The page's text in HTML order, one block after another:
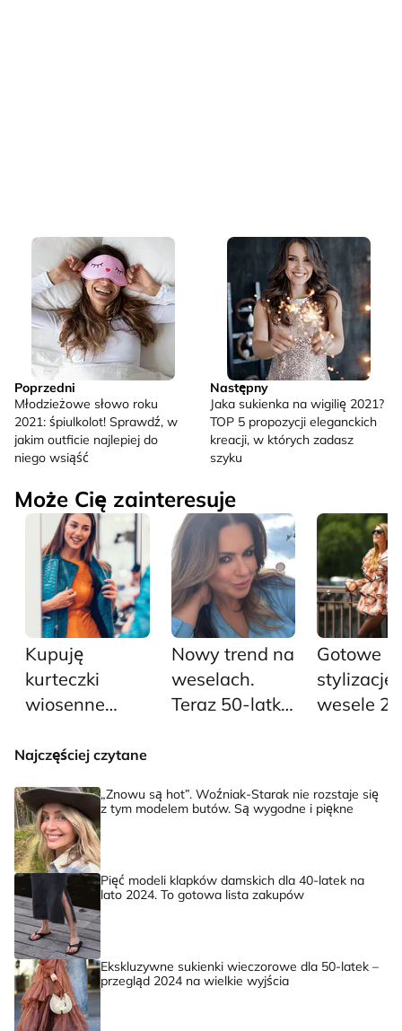
Poprzedni
Młodzieżowe słowo roku
2021: śpiulkolot! Sprawdź, w
jakim outficie najlepiej do
niego wsiąść
Następny
Jaka sukienka na wigilię 2021?
TOP 5 propozycji eleganckich
kreacji, w których zadasz
szyku
Może Cię zainteresuje
Kupuję
kurteczki
wiosenne
wyprzedaży
głowy na kilka
sezonów
Nowy trend na
weselach.
Teraz 50-latki
komplety
Gotowe
stylizacje
wesele
Najczęściej czytane
„Znowu są hot”. Woźniak-Starak nie rozstaje się
z tym modelem butów. Są wygodne i piękne
Pięć modeli klapków damskich dla 40-latek na
lato 2024. To gotowa lista zakupów
Ekskluzywne sukienki wieczorowe dla 50-latek –
przegląd 2024 na wielkie wyjścia